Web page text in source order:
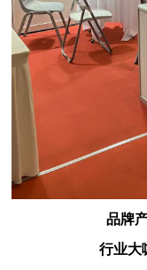
品牌
行业大